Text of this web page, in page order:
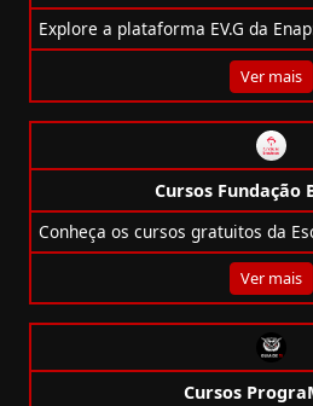
Ver mais
Cursos Fundação
Ver mais
Cursos